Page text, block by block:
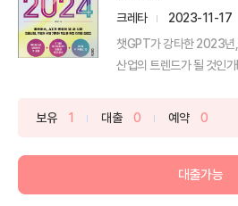
크레타
2023-11-17
챗GPT가 강타한 2023년
산업의 트렌드가 될 것인
보유 1 대출 0 예약 0
대출가능